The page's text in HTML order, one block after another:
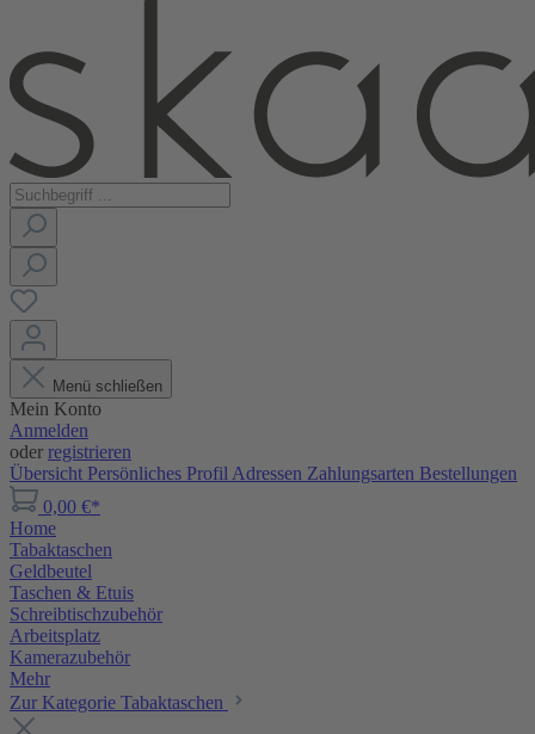
Menü schließen
Mein Konto
Anmelden
oder registrieren
Übersicht Persönliches Profil Adressen Zahlungsarten Bestellungen
0,00 €*
Home
Tabaktaschen
Geldbeutel
Taschen & Etuis
Schreibtischzubehör
Arbeitsplatz
Kamerazubehör
Mehr
Zur Kategorie Tabaktaschen